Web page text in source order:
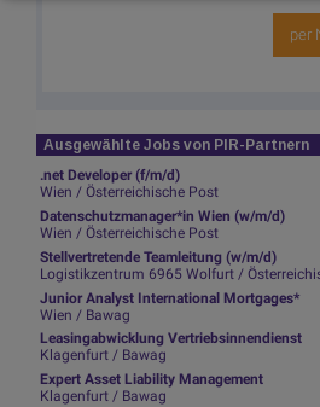
per
Ausgewählte Jobs von PIR-Partnern
.net Developer (f/m/d)
Wien / Österreichische Post
Datenschutzmanager*in Wien (w/m/d)
Wien / Österreichische Post
Stellvertretende Teamleitung (w/m/d)
Logistikzentrum 6965 Wolfurt /
Junior Analyst International Mortgages*
Wien / Bawag
Leasingabwicklung Vertriebsinnendienst
Klagenfurt / Bawag
Expert Asset Liability Management
Klagenfurt / Bawag